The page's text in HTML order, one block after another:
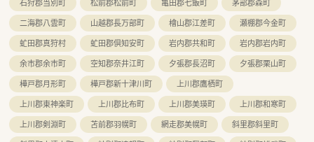
二海郡八雲町
山越郡長万部町 檜山郡江差町
瀬棚郡今金町
虻田郡真狩村
虻田郡倶知安町 岩内郡共和町
岩内郡岩内町
余市郡余市町
空知郡奈井江町 夕張郡長沼町
夕張郡栗山町
樺戸郡月形町
樺戸郡新十津川町
上川郡鷹栖町
上川郡東神楽町
上川郡比布町 上川郡美瑛町
上川郡和寒町
上川郡剣淵町
苫前郡羽幌町 網走郡美幌町
斜里郡斜里町